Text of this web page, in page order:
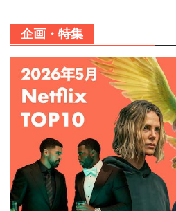
企画・特集